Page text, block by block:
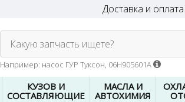
Доставка и оплата
Какую запчасть ищете?
Например: насос ГУР Туксон, 06H905601A
КУЗОВ И
СОСТАВЛЯЮЩИЕ
МАСЛА И
АВТОХИМИЯ